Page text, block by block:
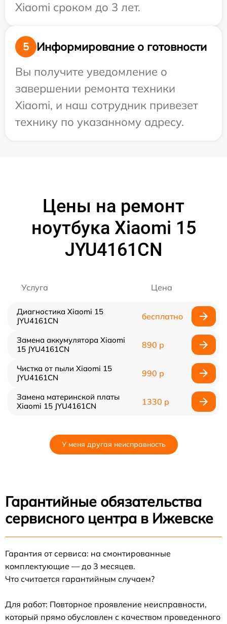
Xiaomi сроком до 3 лет.
5
Информирование о готовности
Вы получите уведомление о
завершении ремонта техники
Xiaomi, и наш сотрудник привезет
технику по указанному адресу.
Цены на ремонт
ноутбука Xiaomi 15
JYU4161CN
Услуга Цена
Диагностика Xiaomi 15
JYU4161CN
бесплатно
Замена аккумулятора Xiaomi
15 JYU4161CN
890 р
Чистка от пыли Xiaomi 15
JYU4161CN
990 р
Замена материнской платы
Xiaomi 15 JYU4161CN
1330 р
У меня другая неисправность
Гарантийные обязательства
сервисного центра в Ижевске
Гарантия от сервиса: на смонтированные
комплектующие — до 3 месяцев.
Что считается гарантийным случаем?
Для работ: Повторное проявление неисправности,
который прямо обусловлен с качеством проведенного